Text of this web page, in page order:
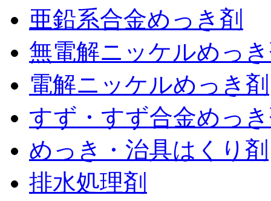
亜鉛系合金めっき剤
無電解ニッケルめっ
電解ニッケルめっき剤
すず・すず合金めっ
めっき・治具はくり剤
排水処理剤